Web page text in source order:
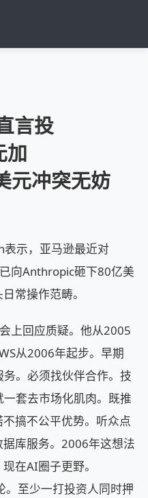
言投
加
冲突无妨
示，亚马逊最近对
向Anthropic砸下80亿美
常操作范畴。
上回应质疑。他从2005
从2006年起步。早期
。必须找伙伴合作。技
套去市场化肌肉。既推
搞不公平优势。听众点
库服务。2006年这想法
在AI圈子更野。
至少一打投资人同时押